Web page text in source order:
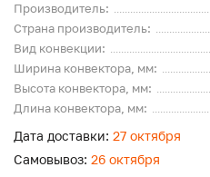
Производитель:
Страна производитель:
Вид конвекции:
Ширина конвектора, мм:
Высота конвектора, мм:
Длина конвектора, мм:
Дата доставки: 27 октября
Самовывоз: 26 октября